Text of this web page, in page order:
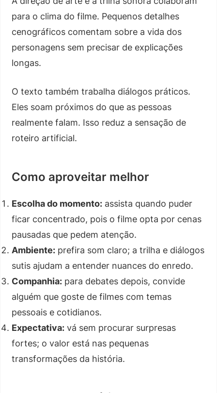
para o clima do filme. Pequenos detalhes
cenográficos comentam sobre a vida dos
personagens sem precisar de explicações
longas.
O texto também trabalha diálogos práticos.
Eles soam próximos do que as pessoas
realmente falam. Isso reduz a sensação de
roteiro artificial.
Como aproveitar melhor
Escolha do momento: assista quando puder
ficar concentrado, pois o filme opta por cenas
pausadas que pedem atenção.
Ambiente: prefira som claro; a trilha e diálogos
sutis ajudam a entender nuances do enredo.
Companhia: para debates depois, convide
alguém que goste de filmes com temas
pessoais e cotidianos.
Expectativa: vá sem procurar surpresas
fortes; o valor está nas pequenas
transformações da história.